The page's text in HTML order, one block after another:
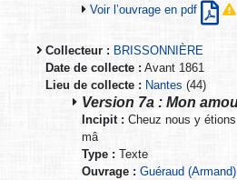
Voir l’ouvrage en pdf
Collecteur : BRISSONNIÈRE
Date de collecte : Avant 1861
Lieu de collecte : Nantes (44)
Version 7a : Mon
Incipit : Cheuz nous y
mâ
Type : Texte
Ouvrage : Guéraud